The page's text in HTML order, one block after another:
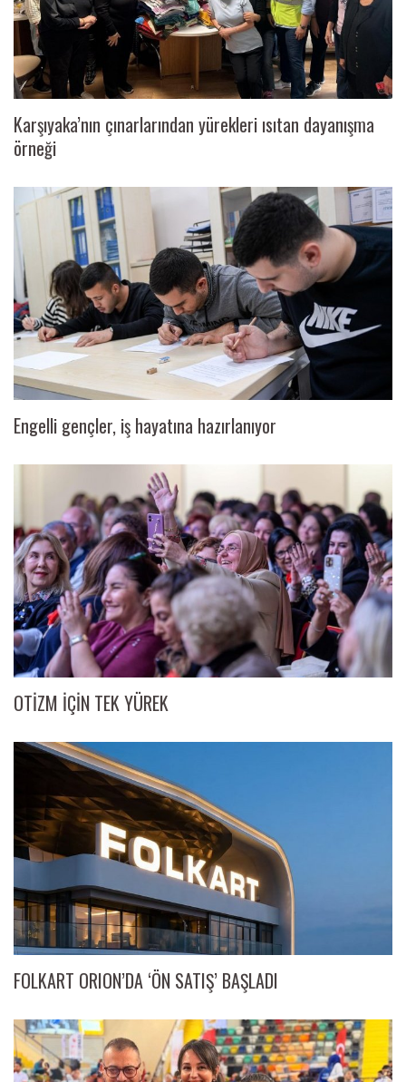
Karşıyaka’nın çınarlarından yürekleri ısıtan dayanışma
örneği
Engelli gençler, iş hayatına hazırlanıyor
OTİZM İÇİN TEK YÜREK
FOLKART ORION’DA ‘ÖN SATIŞ’ BAŞLADI